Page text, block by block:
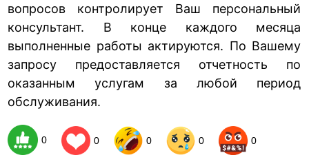
вопросов контролирует Ваш персональный
консультант. В конце каждого месяца
выполненные работы актируются. По Вашему
запросу предоставляется отчетность по
оказанным услугам за любой период
обслуживания.
0 0 0 0 0